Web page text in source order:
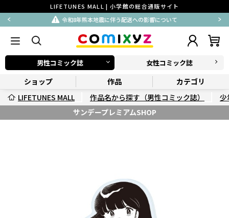
LIFETUNES MALL | 小学館の総合通販サイト
令和8年熊本地震に伴う配送への影響について
男性コミック誌 女性コミック誌
ショップ 作品
カテゴリ
LIFETUNES MALL
作品名から探す（男性コミック誌）
少
サンデープレミアムSHOP